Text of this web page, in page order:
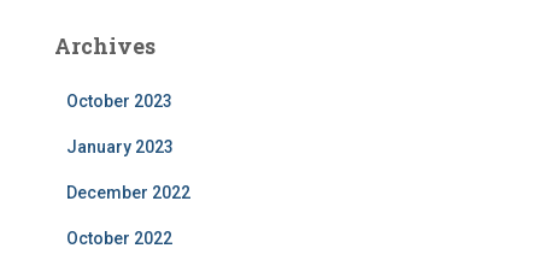
Archives
October 2023
January 2023
December 2022
October 2022